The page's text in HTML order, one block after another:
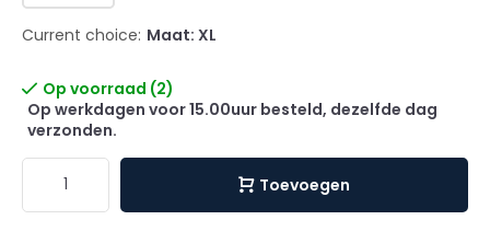
Current choice: Maat: XL
Op voorraad (2)
Op werkdagen voor 15.00uur besteld, dezelfde dag
verzonden.
Toevoegen